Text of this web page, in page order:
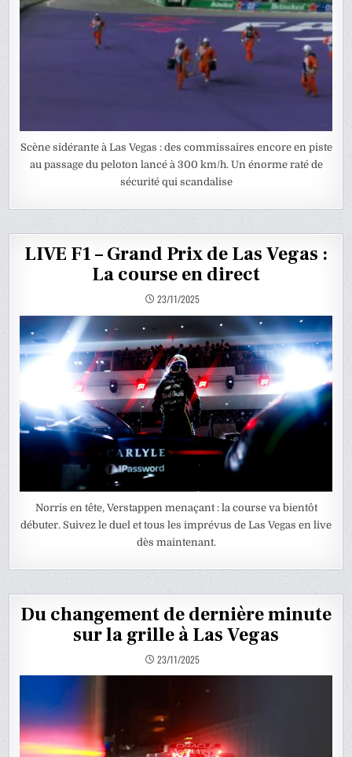
Scène sidérante à Las Vegas : des commissaires encore en piste
au passage du peloton lancé à 300 km/h. Un énorme raté de
sécurité qui scandalise
LIVE F1 – Grand Prix de Las Vegas :
La course en direct
23/11/2025
Norris en tête, Verstappen menaçant : la course va bientôt
débuter. Suivez le duel et tous les imprévus de Las Vegas en live
dès maintenant.
Du changement de dernière minute
sur la grille à Las Vegas
23/11/2025